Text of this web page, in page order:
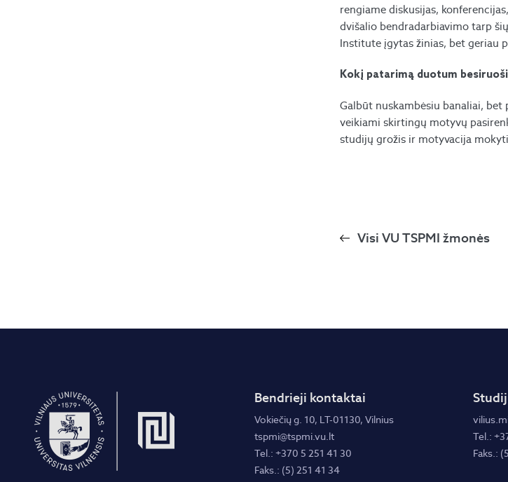
rengiame diskusijas,
dvišalio bendradarbiavimo tarp
Institute įgytas žinias, bet geriau
Kokį patarimą duotum
Galbūt nuskambėsiu banaliai,
veikiami skirtingų motyvų
studijų grožis ir motyvacija
Visi VU TSPMI žmonės
Bendrieji kontaktai
Vokiečių g. 10, LT-01130, Vilnius
tspmi@tspmi.vu.lt
Tel.: +370 5 251 41 30
Faks.: (5) 251 41 34
Tel.:
Faks.: